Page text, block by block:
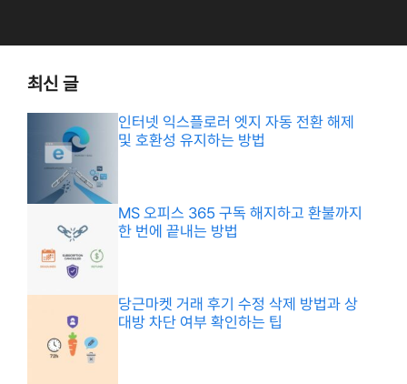
최신 글
인터넷 익스플로러 엣지 자동 전환 해제
및 호환성 유지하는 방법
MS 오피스 365 구독 해지하고 환불까지
한 번에 끝내는 방법
당근마켓 거래 후기 수정 삭제 방법과 상
대방 차단 여부 확인하는 팁